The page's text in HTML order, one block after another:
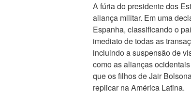
A fúria do presidente dos
aliança militar. Em uma
Espanha, classificando o
imediato de todas as
incluindo a suspensão de
como as alianças
que os filhos de Jair
replicar na América Latina.